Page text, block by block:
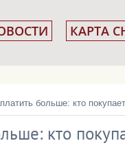
КАРТА
больше: кто
кто